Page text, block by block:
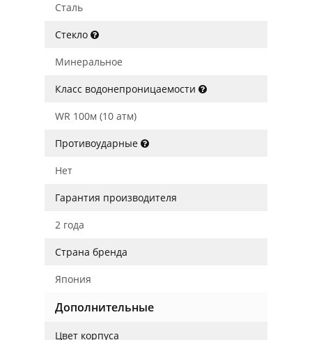
Сталь
Стекло
Минеральное
Класс водонепроницаемости
WR 100м (10 атм)
Противоударные
Нет
Гарантия производителя
2 года
Страна бренда
Япония
Дополнительные
Цвет корпуса